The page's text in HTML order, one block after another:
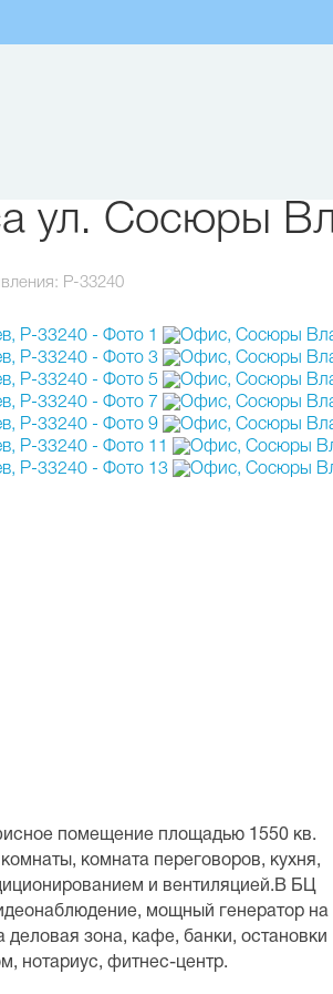
ул. Сосюры
P-33240
помещение площадью 1550 кв.
комната переговоров, кухня,
и вентиляцией.В БЦ
мощный генератор на
зона, кафе, банки, остановки
нотариус, фитнес-центр.